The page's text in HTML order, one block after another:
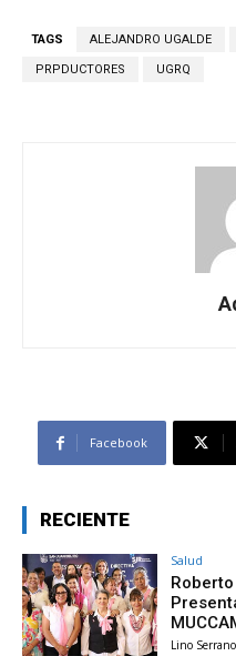
TAGS ALEJANDRO UGALDE
PRPDUCTORES UGRQ
Facebook
RECIENTE
Salud
Lino Serrano